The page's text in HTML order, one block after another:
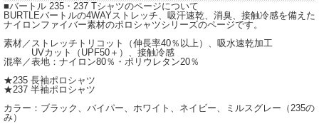
■バートル 235・237 Tシャツのページについて
BURTLEバートルの4WAYストレッチ、吸汗速乾、消臭、接触冷感を備えた
ナイロンファイバー素材のポロシャツシリーズのページです。
素材／ストレッチトリコット（伸長率40％以上）、吸水速乾加工
UVカット（UPF50＋）、接触冷感
混率／表地：ナイロン80％・ポリウレタン20％
★235 長袖ポロシャツ
★237 半袖ポロシャツ
カラー：ブラック、バイパー、ホワイト、ネイビー、ミルスグレー（235の
み）